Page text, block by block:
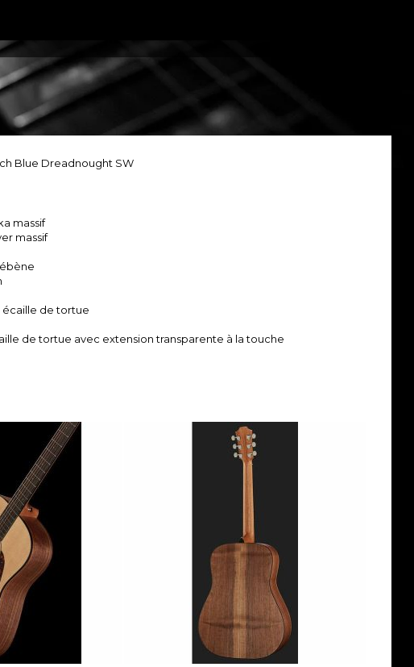
Blue Dreadnought SW
massif
massif
écaille de tortue
de tortue avec extension transparente à la touche